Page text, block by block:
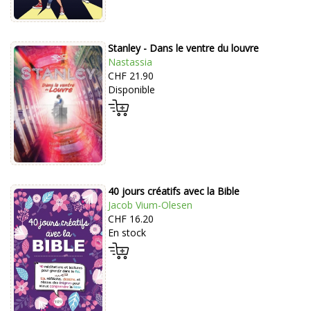
Stanley - Dans le ventre du louvre
Nastassia
CHF 21.90
Disponible
40 jours créatifs avec la Bible
Jacob Vium-Olesen
CHF 16.20
En stock